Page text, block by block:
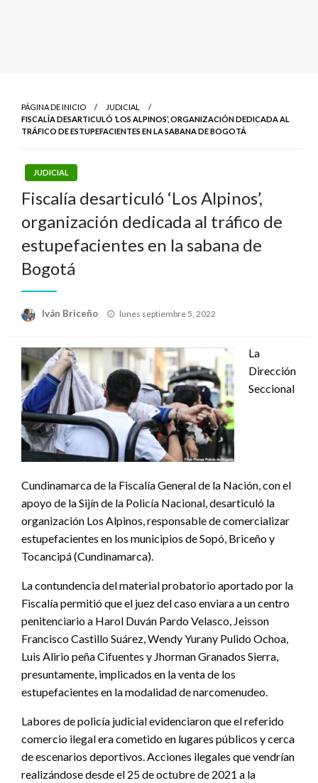
PÁGINA DE INICIO
JUDICIAL
FISCALÍA DESARTICULÓ ‘LOS ALPINOS’, ORGANIZACIÓN DEDICADA AL
TRÁFICO DE ESTUPEFACIENTES EN LA SABANA DE BOGOTÁ
JUDICIAL
Fiscalía desarticuló ‘Los Alpinos’,
organización dedicada al tráfico de
estupefacientes en la sabana de
Bogotá
Iván Briceño
Publicado
lunes septiembre 5, 2022
La
Dirección
Seccional
Cundinamarca de la Fiscalía General de la Nación, con el
apoyo de la Sijín de la Policía Nacional, desarticuló la
organización Los Alpinos, responsable de comercializar
estupefacientes en los municipios de Sopó, Briceño y
Tocancipá (Cundinamarca).
La contundencia del material probatorio aportado por la
Fiscalía permitió que el juez del caso enviara a un centro
penitenciario a Harol Duván Pardo Velasco, Jeisson
Francisco Castillo Suárez, Wendy Yurany Pulido Ochoa,
Luis Alirio peña Cifuentes y Jhorman Granados Sierra,
presuntamente, implicados en la venta de los
estupefacientes en la modalidad de narcomenudeo.
Labores de policía judicial evidenciaron que el referido
comercio ilegal era cometido en lugares públicos y cerca
de escenarios deportivos. Acciones ilegales que vendrían
realizándose desde el 25 de octubre de 2021 a la